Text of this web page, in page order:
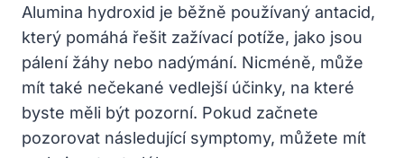
Alumina hydroxid je běžně používaný antacid,
který pomáhá řešit zažívací potíže, jako jsou
pálení žáhy nebo nadýmání. Nicméně, může
mít také nečekané vedlejší účinky, na které
byste měli být pozorní. Pokud začnete
pozorovat následující symptomy, můžete mít